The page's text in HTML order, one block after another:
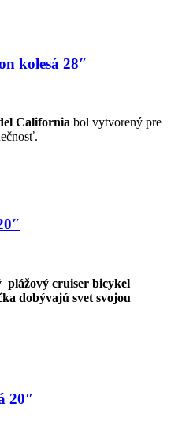
kolesá 28″
California bol vytvorený pre
plážový cruiser bicykel
dobývajú svet svojou
20″